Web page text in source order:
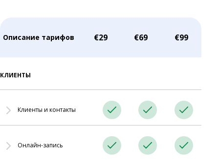
Описание тарифов €29 €69 €99
КЛИЕНТЫ
Клиенты и контакты
Ведение клиентской базы: контакты, история обслуживания,
покупок и других данных для персонализированного
Онлайн-запись